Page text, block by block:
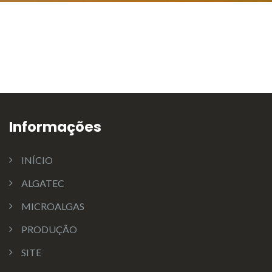
Informações
INÍCIO
ALGATEC
MICROALGAS
PRODUÇÃO
SITE